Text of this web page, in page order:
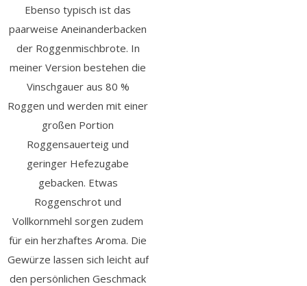
Ebenso typisch ist das
paarweise Aneinanderbacken
der Roggenmischbrote. In
meiner Version bestehen die
Vinschgauer aus 80 %
Roggen und werden mit einer
großen Portion
Roggensauerteig und
geringer Hefezugabe
gebacken. Etwas
Roggenschrot und
Vollkornmehl sorgen zudem
für ein herzhaftes Aroma. Die
Gewürze lassen sich leicht auf
den persönlichen Geschmack